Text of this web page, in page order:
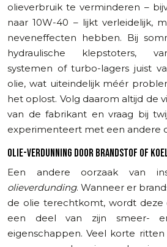
olieverbruik te verminderen –
naar 10W-40 – lijkt verleidelijk,
neveneffecten hebben. Bij
hydraulische klepstoters,
systemen of turbo-lagers juist
olie, wat uiteindelijk méér
het oplost. Volg daarom altijd de
van de fabrikant en vraag bij
experimenteert met een andere
OLIE-VERDUNNING DOOR BRANDSTOF OF
Een andere oorzaak van
olieverdunding. Wanneer er
de olie terechtkomt, wordt deze
een deel van zijn smeer-
eigenschappen. Veel korte